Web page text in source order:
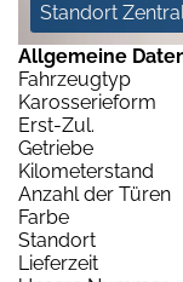
Standort
Allgemeine
Fahrzeugtyp
Karosserieform
Erst-Zul.
Getriebe
Kilometerstand
Anzahl der Türen
Farbe
Standort
Lieferzeit